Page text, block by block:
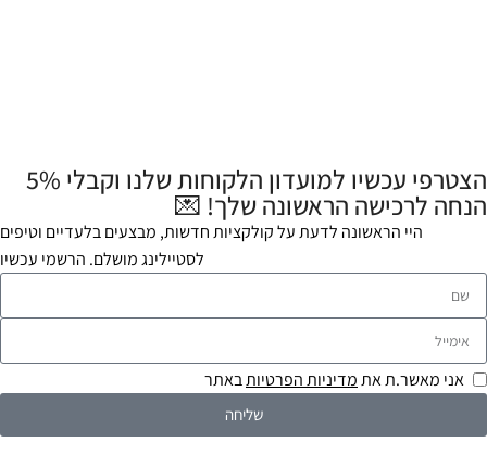
הצטרפי עכשיו למועדון הלקוחות שלנו וקבלי 5%
הנחה לרכישה הראשונה שלך! 💌
היי הראשונה לדעת על קולקציות חדשות, מבצעים בלעדיים וטיפים
לסטיילינג מושלם. הרשמי עכשיו
אני מאשר.ת אתמדיניות הפרטיותבאתר
שליחה